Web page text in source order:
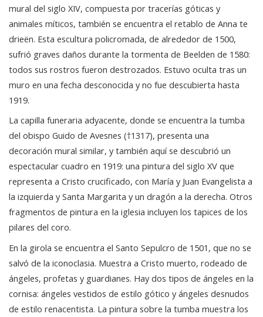
mural del siglo XIV, compuesta por tracerías góticas y
animales míticos, también se encuentra el retablo de Anna te
drieën. Esta escultura policromada, de alrededor de 1500,
sufrió graves daños durante la tormenta de Beelden de 1580:
todos sus rostros fueron destrozados. Estuvo oculta tras un
muro en una fecha desconocida y no fue descubierta hasta
1919.
La capilla funeraria adyacente, donde se encuentra la tumba
del obispo Guido de Avesnes (†1317), presenta una
decoración mural similar, y también aquí se descubrió un
espectacular cuadro en 1919: una pintura del siglo XV que
representa a Cristo crucificado, con María y Juan Evangelista a
la izquierda y Santa Margarita y un dragón a la derecha. Otros
fragmentos de pintura en la iglesia incluyen los tapices de los
pilares del coro.
En la girola se encuentra el Santo Sepulcro de 1501, que no se
salvó de la iconoclasia. Muestra a Cristo muerto, rodeado de
ángeles, profetas y guardianes. Hay dos tipos de ángeles en la
cornisa: ángeles vestidos de estilo gótico y ángeles desnudos
de estilo renacentista. La pintura sobre la tumba muestra los